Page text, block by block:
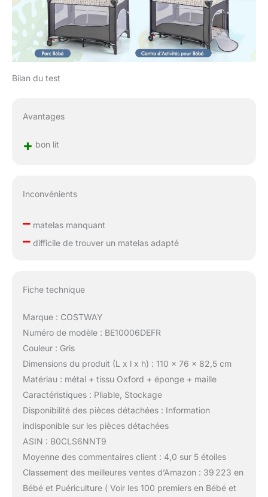
Bilan du test
Avantages
+ bon lit
Inconvénients
–matelas manquant
–difficile de trouver un matelas adapté
Fiche technique
Marque : COSTWAY
Numéro de modèle : BE10006DEFR
Couleur : Gris
Dimensions du produit (L x l x h) : 110 x 76 x 82,5 cm
Matériau : métal + tissu Oxford + éponge + maille
Caractéristiques : Pliable, Stockage
Disponibilité des pièces détachées : Information
indisponible sur les pièces détachées
ASIN : B0CLS6NNT9
Moyenne des commentaires client : 4,0 sur 5 étoiles
Classement des meilleures ventes d’Amazon : 39 223 en
Bébé et Puériculture ( Voir les 100 premiers en Bébé et